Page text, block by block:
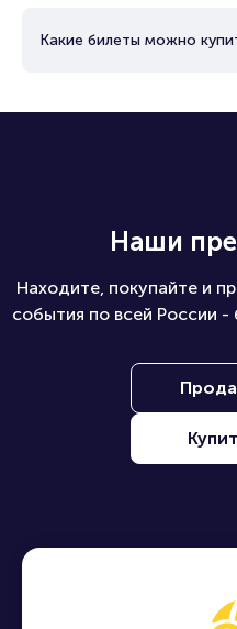
Какие билеты можно
Наши
Находите, покупайте и
события по всей России